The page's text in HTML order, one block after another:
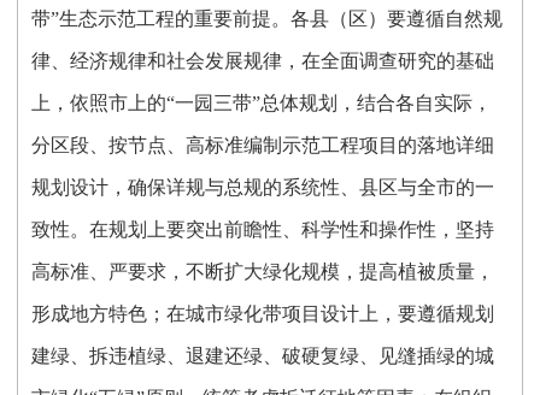
带”生态示范工程的重要前提。各县（区）要遵循自然规
律、经济规律和社会发展规律，在全面调查研究的基础
上，依照市上的“一园三带”总体规划，结合各自实际，
分区段、按节点、高标准编制示范工程项目的落地详细
规划设计，确保详规与总规的系统性、县区与全市的一
致性。在规划上要突出前瞻性、科学性和操作性，坚持
高标准、严要求，不断扩大绿化规模，提高植被质量，
形成地方特色；在城市绿化带项目设计上，要遵循规划
建绿、拆违植绿、退建还绿、破硬复绿、见缝插绿的城